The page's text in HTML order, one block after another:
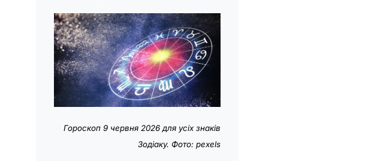
Гороскоп 9 червня 2026 для усіх знаків
Зодіаку. Фото: pexels